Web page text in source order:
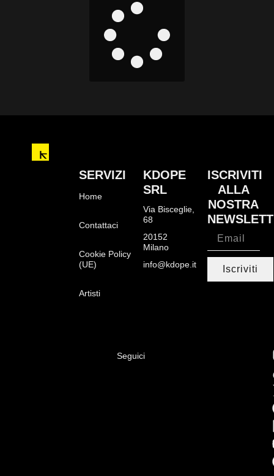
SERVIZI
Home
Contattaci
Cookie Policy
(UE)
Artisti
KDOPE
SRL
Via Bisceglie,
68
20152
Milano
info@kdope.it
ISCRIVITI
ALLA
NOSTRA
Iscriviti
Seguici